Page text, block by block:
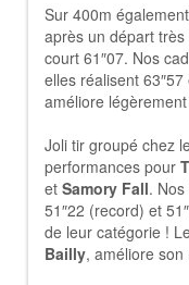
Sur 400m
après un départ très
court 61″07. Nos
elles réalisent
améliore
Joli tir groupé chez
performances pour
et Samory Fall.
51″22 (record) et
de leur catégorie !
Bailly, améliore son